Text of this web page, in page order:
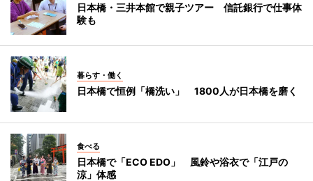
日本橋・三井本館で親子ツアー 信託銀行で仕事体
験も
暮らす・働く
日本橋で恒例「橋洗い」 1800人が日本橋を磨く
食べる
日本橋で「ECO EDO」 風鈴や浴衣で「江戸の
涼」体感